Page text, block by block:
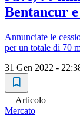
Bentancur
Annunciate le
per un totale di 70
31 Gen 2022 -
Articolo
Mercato